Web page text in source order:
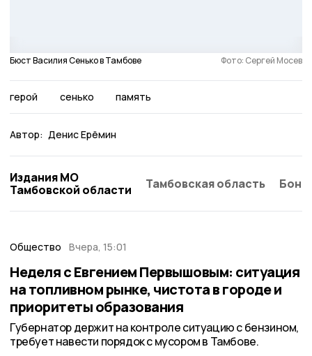
Бюст Василия Сенько в Тамбове Фото: Сергей Мосев
герой сенько память
Автор: Денис Ерёмин
Издания МО
Тамбовской области
Тамбовская область
Общество Вчера, 15:01
Неделя с Евгением Первышовым: ситуация
на топливном рынке, чистота в городе и
приоритеты образования
Губернатор держит на контроле ситуацию с бензином,
требует навести порядок с мусором в Тамбове.